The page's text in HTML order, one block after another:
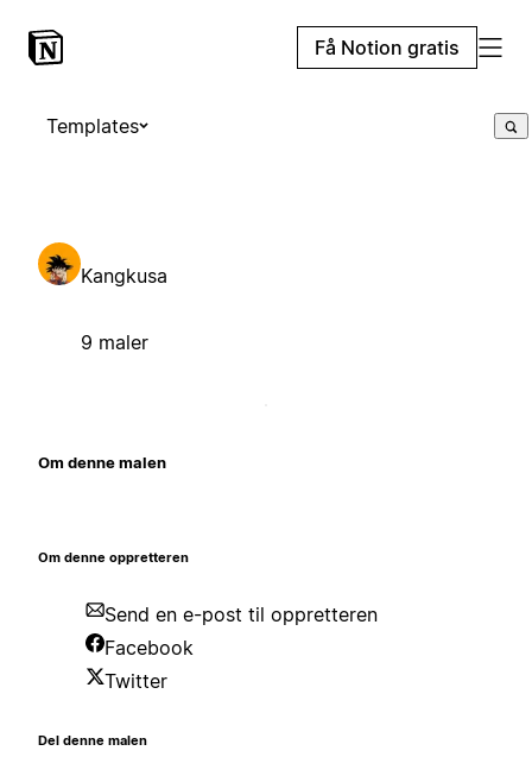
Få Notion gratis
Templates
Kangkusa
9 maler
Om denne malen
Om denne oppretteren
Send en e-post til oppretteren
Facebook
Twitter
Del denne malen